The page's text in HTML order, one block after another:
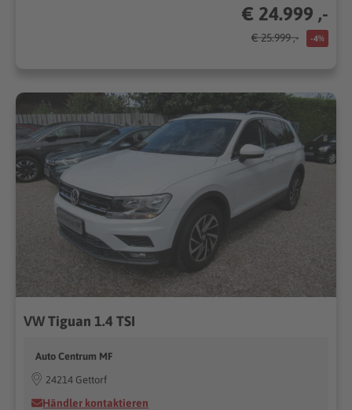
€ 24.999 ,-
€ 25.999 ,- -4%
VW Tiguan 1.4 TSI
Auto Centrum MF
24214 Gettorf
Händler kontaktieren